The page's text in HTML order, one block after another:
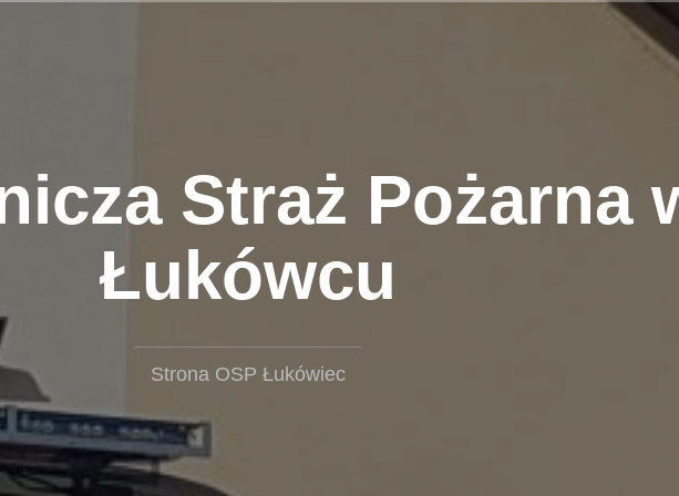
Straż Pożarna
Łukówcu
Strona OSP Łukówiec